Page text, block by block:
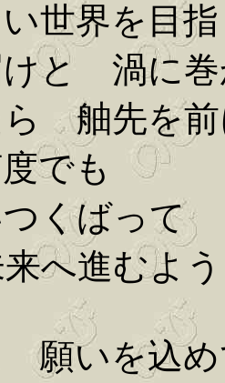
世界を目
けと 渦に
ら 舳先を前
でも
くばって
へ進むよう
願いを込